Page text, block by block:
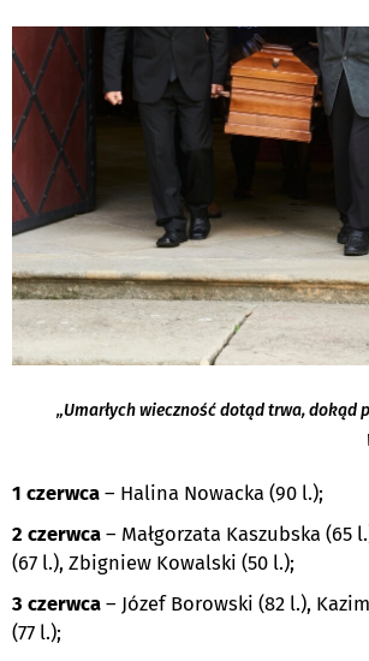
„Umarłych wieczność dotąd trwa, dokąd
1 czerwca – Halina Nowacka (90 l.);
2 czerwca – Małgorzata Kaszubska (65
(67 l.), Zbigniew Kowalski (50 l.);
3 czerwca – Józef Borowski (82 l.),
(77 l.);